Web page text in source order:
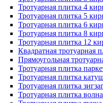
Тротуарная плитка 4
Тротуарная плитка 5
Тротуарная плитка 6
Тротуарная плитка 8
Тротуарная плитка 12
Квадратная тротуарная
Прямоугольная
Тротуарная плитка
Тротуарная плитка
Тротуарная плитка
Тротуарная плитка волна